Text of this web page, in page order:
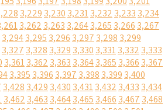
3,229 3,230 3,2313,232 3,233 3,234
3,262 3,263 3,2643,265 3,266 3,267
3,2943,295 3,296 3,297 3,298 3,299
3,327 3,328 3,329 3,330 3,3313,332 3,333
3,3613,362 3,363 3,3643,365 3,366 3,367
3,395 3,396 3,397 3,398 3,399 3,400
3,428 3,429 3,430 3,4313,432 3,433 3,434
3,462 3,463 3,4643,465 3,466 3,467 3,468